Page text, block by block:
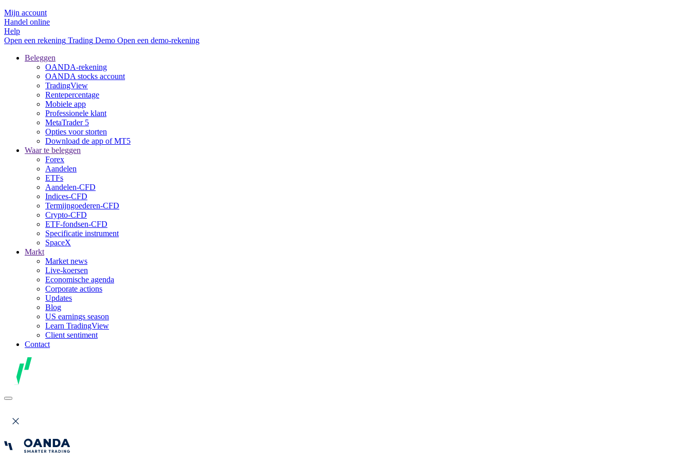
Mijn account
Handel online
Help
Open een rekening Trading Demo Open een demo-rekening
Beleggen
OANDA-rekening
OANDA stocks account
TradingView
Rentepercentage
Mobiele app
Professionele klant
MetaTrader 5
Opties voor storten
Download de app of MT5
Waar te beleggen
Forex
Aandelen
ETFs
Aandelen-CFD
Indices-CFD
Termijngoederen-CFD
Crypto-CFD
ETF-fondsen-CFD
Specificatie instrument
SpaceX
Markt
Market news
Live-koersen
Economische agenda
Corporate actions
Updates
Blog
US earnings season
Learn TradingView
Client sentiment
Contact